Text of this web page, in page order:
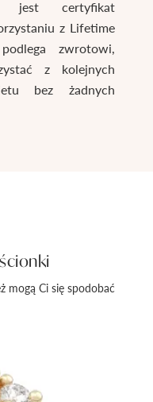
jest certyfikat
z Lifetime
zwrotowi,
z kolejnych
bez żadnych
mogą Ci się spodobać